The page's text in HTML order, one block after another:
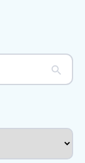
Search Button